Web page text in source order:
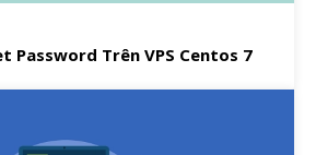
Password Trên VPS Centos 7